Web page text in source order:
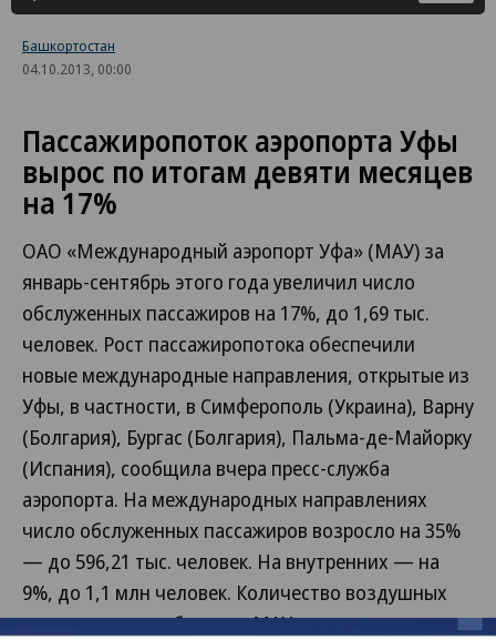
Башкортостан
04.10.2013, 00:00
Пассажиропоток аэропорта Уфы
вырос по итогам девяти месяцев
на 17%
ОАО «Международный аэропорт Уфа» (МАУ) за
январь-сентябрь этого года увеличил число
обслуженных пассажиров на 17%, до 1,69 тыс.
человек. Рост пассажиропотока обеспечили
новые международные направления, открытые из
Уфы, в частности, в Симферополь (Украина), Варну
(Болгария), Бургас (Болгария), Пальма-де-Майорку
(Испания), сообщила вчера пресс-служба
аэропорта. На международных направлениях
число обслуженных пассажиров возросло на 35%
— до 596,21 тыс. человек. На внутренних — на
9%, до 1,1 млн человек. Количество воздушных
судов, которые обслужил МАУ, увеличилось на